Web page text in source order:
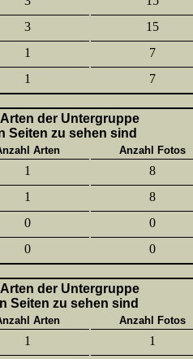
3 15
1 7
1 7
der Untergruppe
Seiten zu sehen sind
Arten
Anzahl Fotos
1 8
1 8
0 0
0 0
der Untergruppe
Seiten zu sehen sind
Arten
Anzahl Fotos
1 1